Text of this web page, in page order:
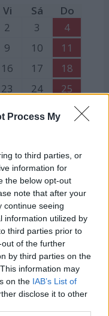
Process My
to third parties, or
information for
the below opt-out
note that after your
continue seeing
information utilized by
third parties prior to
of the further
by third parties on the
information may
on the IAB’s List of
disclose it to other
Vi Sá
Do
2 3
4
9 10
11
16 17
18
23 24
25
Vi Sá
Do
1
6 7
8
13 14
15
20 21
22
27 28
29